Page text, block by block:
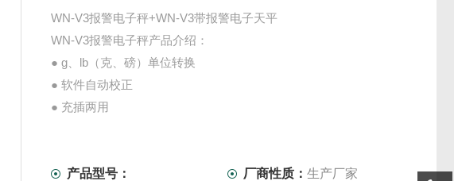
WN-V3报警电子秤+WN-V3带报警电子天平
WN-V3报警电子秤产品介绍：
● g、lb（克、磅）单位转换
● 软件自动校正
● 充插两用
● 不锈钢秤盘尺寸210 x 250mm
产品型号： 厂商性质：生产厂家